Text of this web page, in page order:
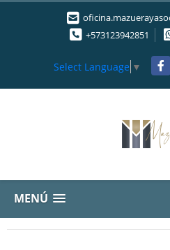
+573123942851
Select Language ▼
MENÚ